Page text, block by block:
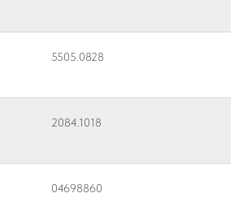
5505.0828
2084.1018
04698860